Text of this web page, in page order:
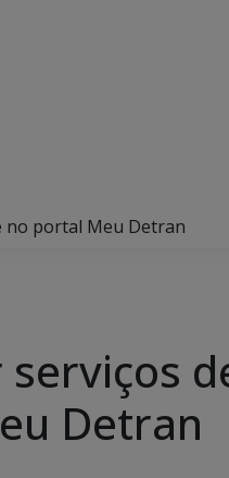
no portal Meu Detran
Detran